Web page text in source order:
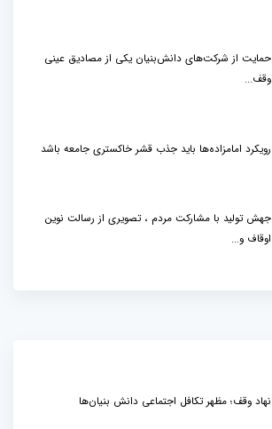
حمایت از شرکت‌های دانش‌بنیان یکی از مصادیق عینی
وقف...
رویکرد امامزاده‌ها باید جذب قشر خاکستری جامعه باشد
جهش تولید با مشارکت مردم ، تصویری از رسالت نوین
اوقاف و...
نهاد وقف؛ مظهر تکافل اجتماعی دانش بنیان‌ها